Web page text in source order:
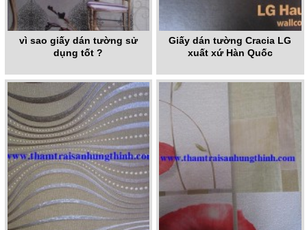
vì sao giấy dán tường sử
dụng tốt ?
Giấy dán tường Cracia LG
xuất xứ Hàn Quốc